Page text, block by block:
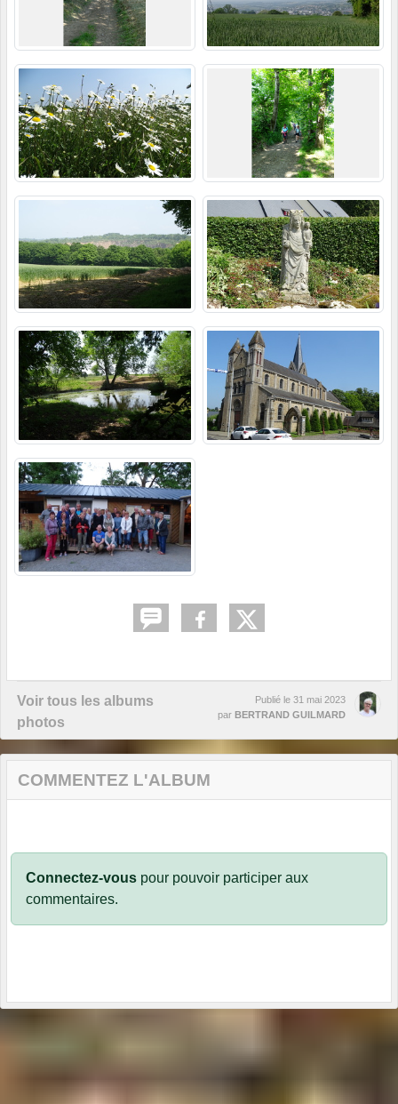
Voir tous les albums
photos
Publié le 31 mai 2023
par BERTRAND GUILMARD
COMMENTEZ L'ALBUM
Connectez-vous pour pouvoir participer aux
commentaires.